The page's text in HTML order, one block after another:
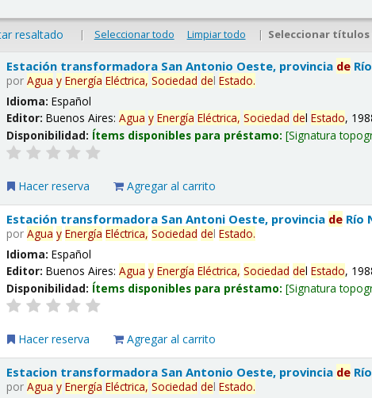
resaltado | Seleccionar todo Limpiar todo | Seleccionar títulos
Estación transformadora San Antonio Oeste, provincia de
porAgua y Energía Eléctrica, Sociedad delEstado.
Idioma:Español
Editor:Buenos Aires:Agua y Energía Eléctrica, Sociedad delEstado,
Disponibilidad: Ítems disponibles para préstamo: Signatura
Hacer reserva Agregar al carrito
Estación transformadora San Antoni Oeste, provincia de Río
porAgua y Energía Eléctrica, Sociedad delEstado.
Idioma:Español
Editor:Buenos Aires:Agua y Energía Eléctrica, Sociedad delEstado,
Disponibilidad: Ítems disponibles para préstamo: Signatura
Hacer reserva Agregar al carrito
Estacion transformadora San Antonio Oeste, provincia de
porAgua y Energía Eléctrica, Sociedad delEstado.